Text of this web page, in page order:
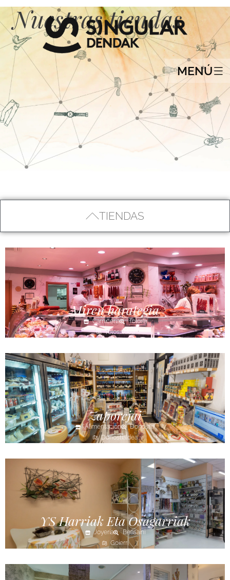
MENÚ
Nuestras tiendas
TIENDAS
Miren harategia
Carnicería
Tolosa
Tolosaldea
Zaporejai
Alimentación
Donostia
Donostialdea
YS Harriak Eta Osagarriak
Joyería
Beasaini
Goierri